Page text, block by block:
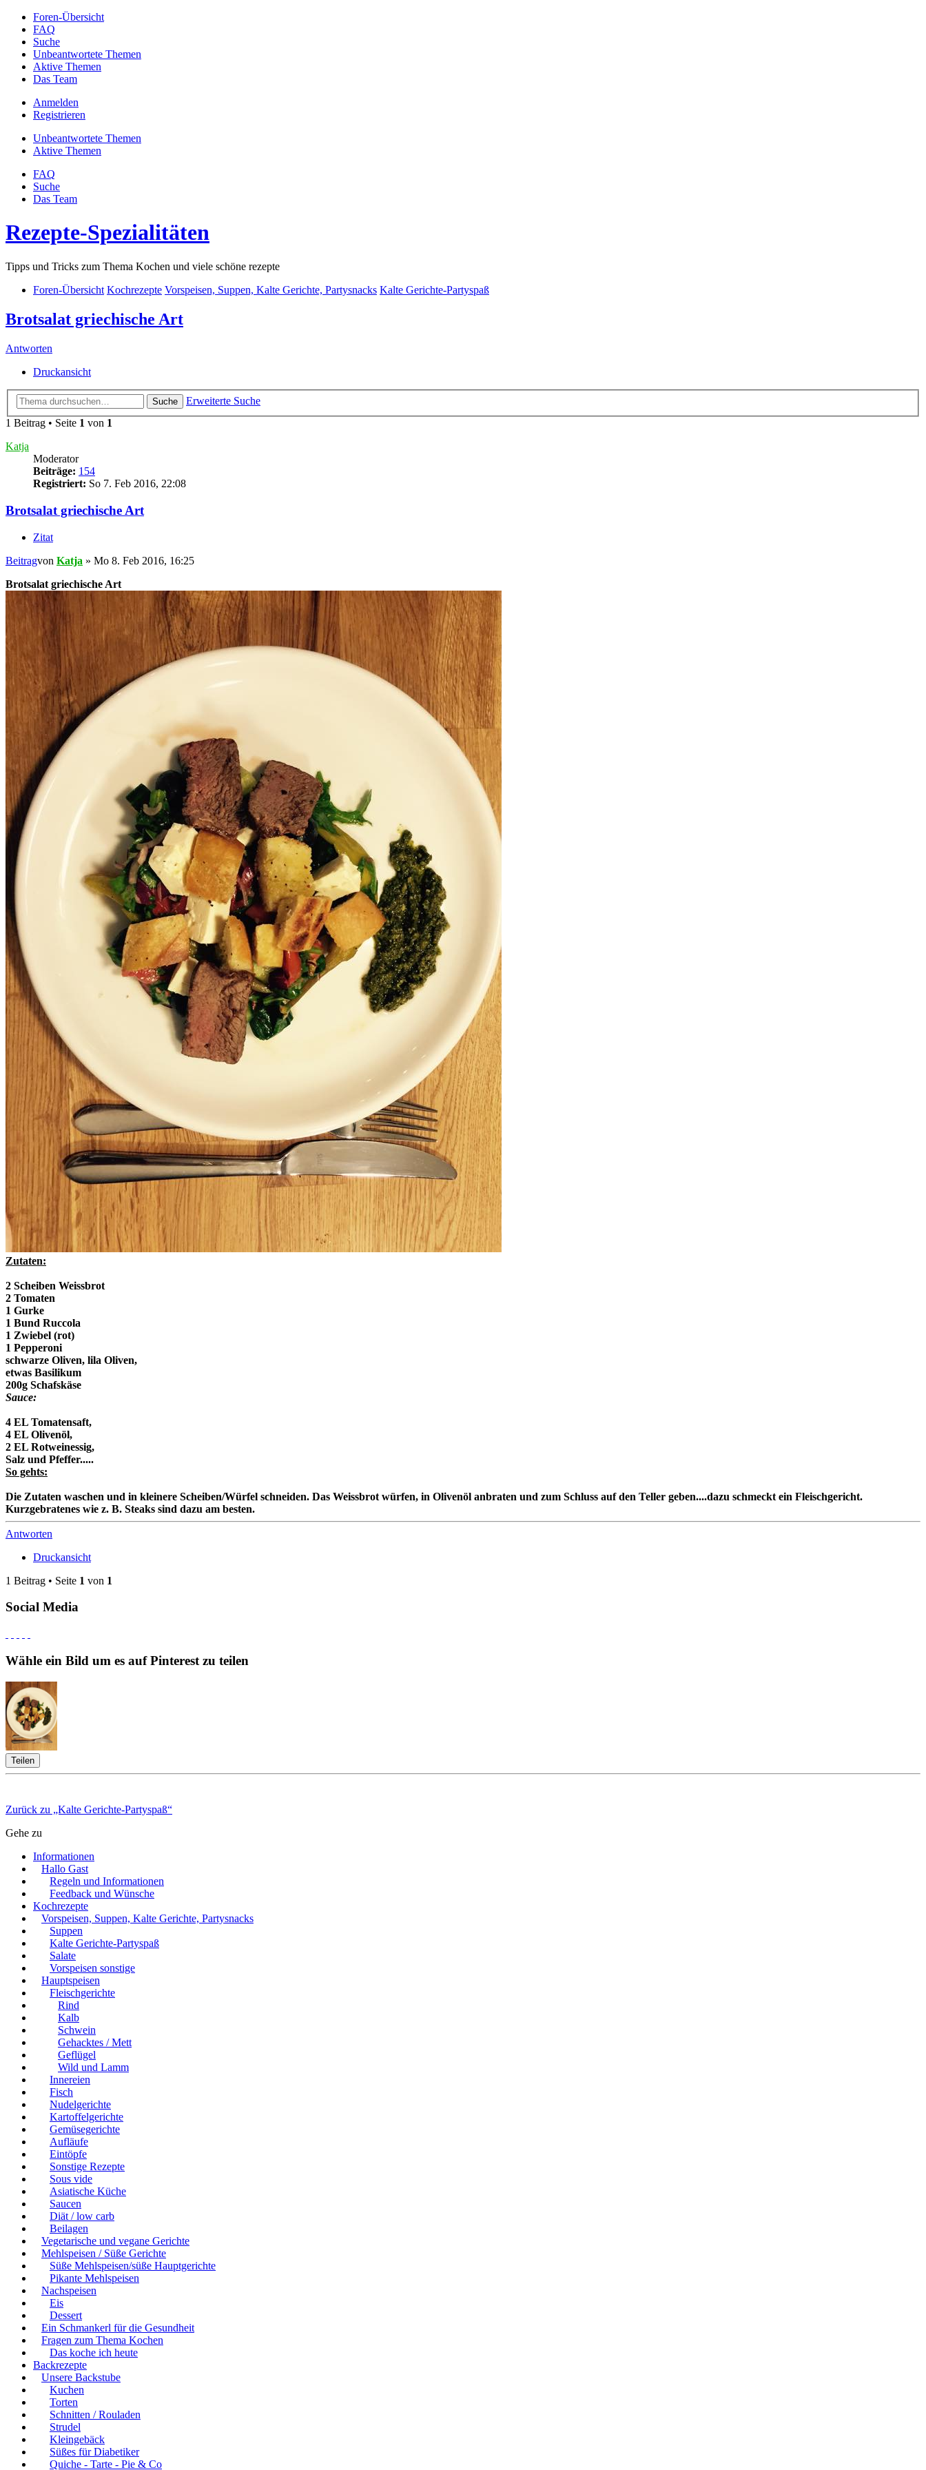
Foren-Übersicht
FAQ
Suche
Unbeantwortete Themen
Aktive Themen
Das Team
Anmelden
Registrieren
Unbeantwortete Themen
Aktive Themen
FAQ
Suche
Das Team
Rezepte-Spezialitäten
Tipps und Tricks zum Thema Kochen und viele schöne rezepte
Foren-Übersicht Kochrezepte Vorspeisen, Suppen, Kalte Gerichte, Partysnacks Kalte Gerichte-Partyspaß
Brotsalat griechische Art
Antworten
Druckansicht
Suche
Erweiterte Suche
1 Beitrag • Seite 1 von 1
Katja
Moderator
Beiträge: 154
Registriert: So 7. Feb 2016, 22:08
Brotsalat griechische Art
Zitat
Beitragvon Katja » Mo 8. Feb 2016, 16:25
Brotsalat griechische Art
Zutaten:
2 Scheiben Weissbrot
2 Tomaten
1 Gurke
1 Bund Ruccola
1 Zwiebel (rot)
1 Pepperoni
schwarze Oliven, lila Oliven,
etwas Basilikum
200g Schafskäse
Sauce:
4 EL Tomatensaft,
4 EL Olivenöl,
2 EL Rotweinessig,
Salz und Pfeffer.....
So gehts:
Die Zutaten waschen und in kleinere Scheiben/Würfel schneiden. Das Weissbrot würfen, in Olivenöl anbraten und zum Schluss auf den Teller geben....dazu schmeckt ein Fleischgericht.
Kurzgebratenes wie z. B. Steaks sind dazu am besten.
Antworten
Druckansicht
1 Beitrag • Seite 1 von 1
Social Media
Wähle ein Bild um es auf Pinterest zu teilen
Teilen
Zurück zu „Kalte Gerichte-Partyspaß“
Gehe zu
Informationen
Hallo Gast
Regeln und Informationen
Feedback und Wünsche
Kochrezepte
Vorspeisen, Suppen, Kalte Gerichte, Partysnacks
Suppen
Kalte Gerichte-Partyspaß
Salate
Vorspeisen sonstige
Hauptspeisen
Fleischgerichte
Rind
Kalb
Schwein
Gehacktes / Mett
Geflügel
Wild und Lamm
Innereien
Fisch
Nudelgerichte
Kartoffelgerichte
Gemüsegerichte
Aufläufe
Eintöpfe
Sonstige Rezepte
Sous vide
Asiatische Küche
Saucen
Diät / low carb
Beilagen
Vegetarische und vegane Gerichte
Mehlspeisen / Süße Gerichte
Süße Mehlspeisen/süße Hauptgerichte
Pikante Mehlspeisen
Nachspeisen
Eis
Dessert
Ein Schmankerl für die Gesundheit
Fragen zum Thema Kochen
Das koche ich heute
Backrezepte
Unsere Backstube
Kuchen
Torten
Schnitten / Rouladen
Strudel
Kleingebäck
Süßes für Diabetiker
Quiche - Tarte - Pie & Co